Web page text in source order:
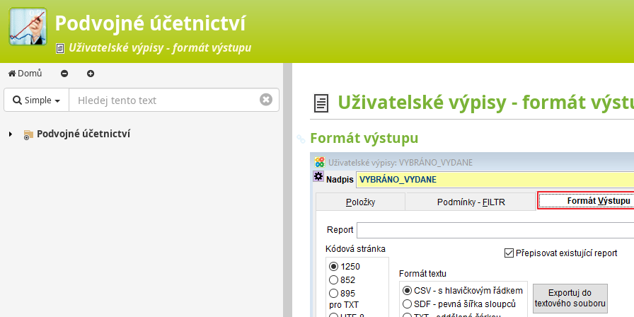
Podvojné účetnictví
Uživatelské výpisy - formát výstupu
Domů
Simple
Podvojné účetnictví
Uživatelské výpisy - formát
Formát výstupu